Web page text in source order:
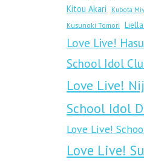
Kitou Akari Kubota
Kusunoki Tomori
Love Live!
School Idol
Love Live!
School Idol
Love Live!
Love Live!